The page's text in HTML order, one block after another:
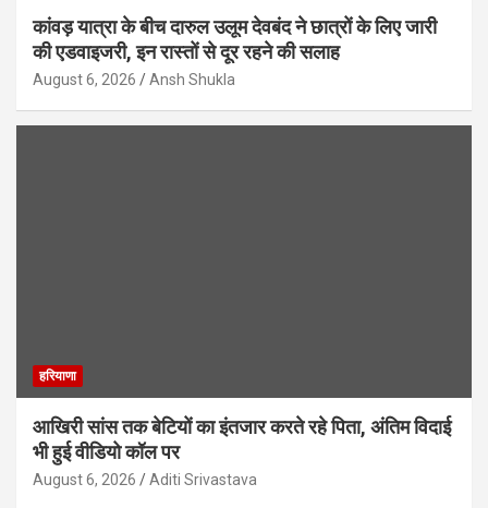
कांवड़ यात्रा के बीच दारुल उलूम देवबंद ने छात्रों के लिए जारी
की एडवाइजरी, इन रास्तों से दूर रहने की सलाह
August 6, 2026 Ansh Shukla
हरियाणा
आखिरी सांस तक बेटियों का इंतजार करते रहे पिता, अंतिम विदाई
भी हुई वीडियो कॉल पर
August 6, 2026 Aditi Srivastava